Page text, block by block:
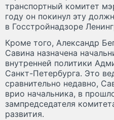
транспортный комитет
году он покинул эту
в Госстройнадзоре
Кроме того, Александр
Савина назначена
внутренней политики
Санкт-Петербурга. Это
сравнительно недавно,
врио начальника, в
зампредседателя
развития.